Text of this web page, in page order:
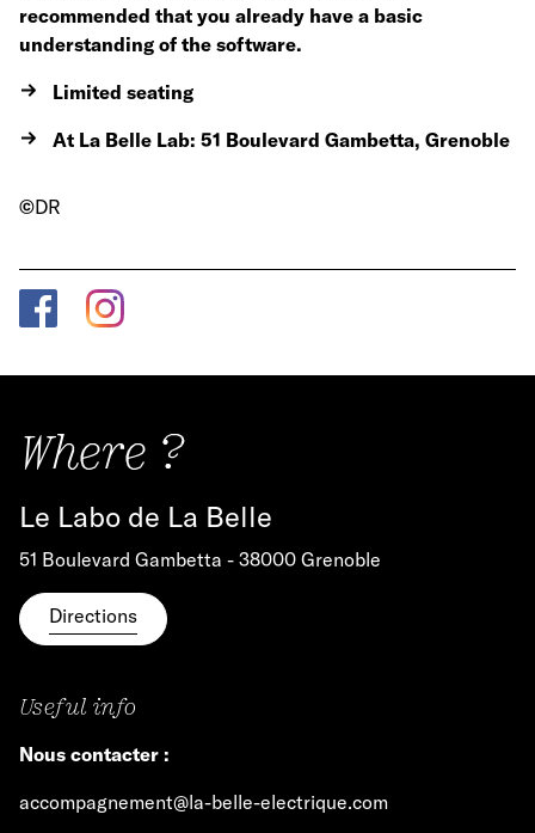
recommended that you already have a basic
understanding of the software.
Limited seating
At La Belle Lab: 51 Boulevard Gambetta, Grenoble
©DR
Where ?
Le Labo de La Belle
51 Boulevard Gambetta - 38000 Grenoble
Directions
Useful info
Nous contacter :
accompagnement@la-belle-electrique.com